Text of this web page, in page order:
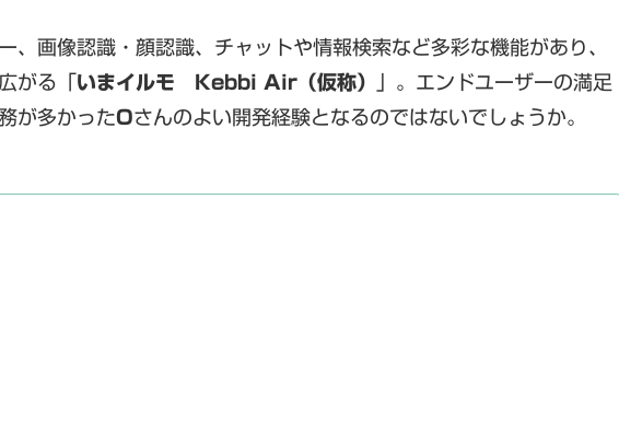
、画像認識・顔認識、チャットや情報検索など多彩な機能があり、
がる「 いまイルモ Kebbi Air（仮称）
」。エンドユーザーの満足
が多かったOさんのよい開発経験となるのではないでしょうか。